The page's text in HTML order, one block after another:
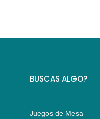
BUSCAS ALGO?
Juegos de Mesa